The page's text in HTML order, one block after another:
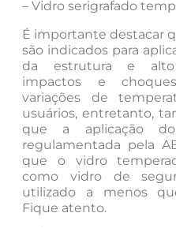
– Vidro serigrafado
É importante destacar
são indicados para
da estrutura e alto
impactos e
variações de
usuários, entretanto,
que a aplicação
regulamentada pela
que o vidro
como vidro de
utilizado a menos
Fique atento.